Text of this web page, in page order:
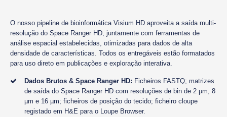
O nosso pipeline de bioinformática Visium HD aproveita a saída multi-
resolução do Space Ranger HD, juntamente com ferramentas de
análise espacial estabelecidas, otimizadas para dados de alta
densidade de características. Todos os entregáveis estão formatados
para uso direto em publicações e exploração interativa.
Dados Brutos & Space Ranger HD: Ficheiros FASTQ; matrizes
de saída do Space Ranger HD com resoluções de bin de 2 µm, 8
µm e 16 µm; ficheiros de posição do tecido; ficheiro cloupe
registado em H&E para o Loupe Browser.